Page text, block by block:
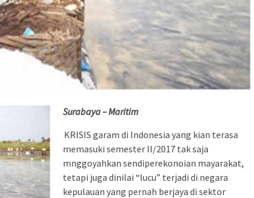
Surabaya – Maritim
KRISIS garam di Indonesia yang kian terasa
memasuki semester II/2017 tak saja
mnggoyahkan sendiperekonoian mayarakat,
tetapi juga dinilai “lucu” terjadi di negara
kepulauan yang pernah berjaya di sektor